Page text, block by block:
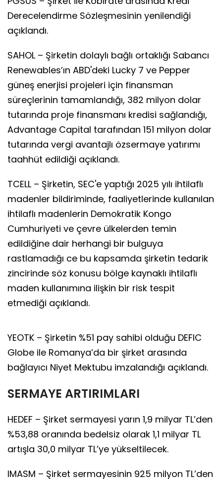
Derecelendirme Sözleşmesinin yenilendiği
açıklandı.
SAHOL – Şirketin dolaylı bağlı ortaklığı Sabancı
Renewables’ın ABD'deki Lucky 7 ve Pepper
güneş enerjisi projeleri için finansman
süreçlerinin tamamlandığı, 382 milyon dolar
tutarında proje finansmanı kredisi sağlandığı,
Advantage Capital tarafından 151 milyon dolar
tutarında vergi avantajlı özsermaye yatırımı
taahhüt edildiği açıklandı.
TCELL – Şirketin, SEC'e yaptığı 2025 yılı ihtilaflı
madenler bildiriminde, faaliyetlerinde kullanılan
ihtilaflı madenlerin Demokratik Kongo
Cumhuriyeti ve çevre ülkelerden temin
edildiğine dair herhangi bir bulguya
rastlamadığı ce bu kapsamda şirketin tedarik
zincirinde söz konusu bölge kaynaklı ihtilaflı
maden kullanımına ilişkin bir risk tespit
etmediği açıklandı.
YEOTK – Şirketin %51 pay sahibi olduğu DEFIC
Globe ile Romanya’da bir şirket arasında
bağlayıcı Niyet Mektubu imzalandığı açıklandı.
SERMAYE ARTIRIMLARI
HEDEF – Şirket sermayesi yarın 1,9 milyar TL’den
%53,88 oranında bedelsiz olarak 1,1 milyar TL
artışla 30,0 milyar TL’ye yükseltilecek.
IMASM – Şirket sermayesinin 925 milyon TL’den